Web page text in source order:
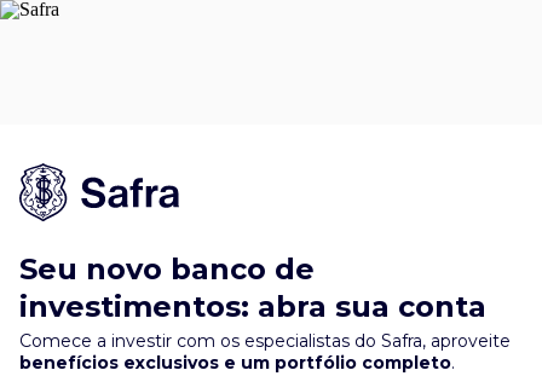
Seu novo banco de
investimentos: abra sua conta
Comece a investir com os especialistas do Safra, aproveite
benefícios exclusivos e um portfólio completo.